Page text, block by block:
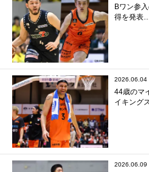
Bワン参
得を発表
2026.06.04
44歳のマ
イキング
2026.06.09